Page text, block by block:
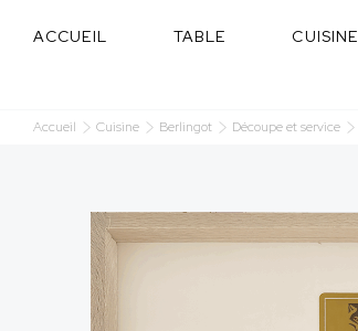
ACCUEIL TABLE CUISINE
Accueil Cuisine Berlingot Découpe et service